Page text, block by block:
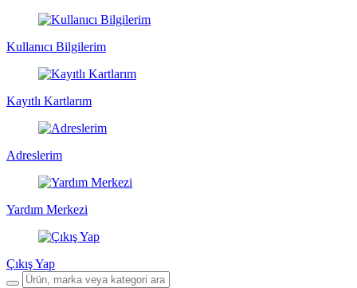
Kullanıcı Bilgilerim
Kayıtlı Kartlarım
Adreslerim
Yardım Merkezi
Çıkış Yap